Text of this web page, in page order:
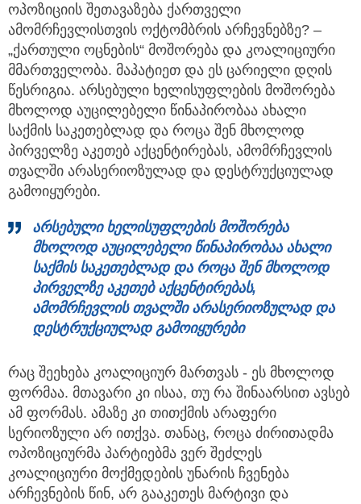
ოპოზიციის შეთავაზება ქართველი
ამომრჩევლისთვის ოქტომბრის არჩევნებზე? –
„ქართული ოცნების“ მოშორება და კოალიციური
მმართველობა. მაპატიეთ და ეს ცარიელი დღის
წესრიგია. არსებული ხელისუფლების მოშორება
მხოლოდ აუცილებელი წინაპირობაა ახალი
საქმის საკეთებლად და როცა შენ მხოლოდ
პირველზე აკეთებ აქცენტირებას, ამომრჩევლის
თვალში არასერიოზულად და დესტრუქციულად
გამოიყურები.
არსებული ხელისუფლების მოშორება
მხოლოდ აუცილებელი წინაპირობაა ახალი
საქმის საკეთებლად და როცა შენ მხოლოდ
პირველზე აკეთებ აქცენტირებას,
ამომრჩევლის თვალში არასერიოზულად და
დესტრუქციულად გამოიყურები
რაც შეეხება კოალიციურ მართვას - ეს მხოლოდ
ფორმაა. მთავარი კი ისაა, თუ რა შინაარსით ავსებ
ამ ფორმას. ამაზე კი თითქმის არაფერი
სერიოზული არ ითქვა. თანაც, როცა ძირითადმა
ოპოზიციურმა პარტიებმა ვერ შეძლეს
კოალიციური მოქმედების უნარის ჩვენება
არჩევნების წინ, არ გააკეთეს მარტივი და